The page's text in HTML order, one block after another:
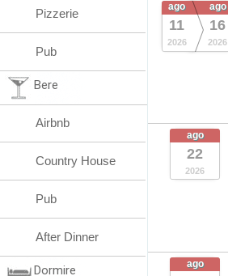
ago
11
2026
ago
16
2026
ago
22
2026
ago
Pizzerie
Pub
Bere
Airbnb
Country House
Pub
After Dinner
Dormire